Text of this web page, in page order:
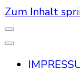
Zum Inhalt